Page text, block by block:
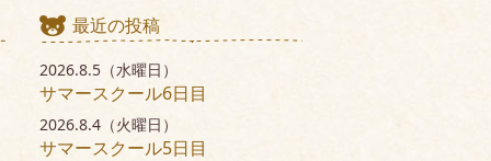
最近の投稿
2026.8.5（水曜日）
サマースクール6日目
2026.8.4（火曜日）
サマースクール5日目